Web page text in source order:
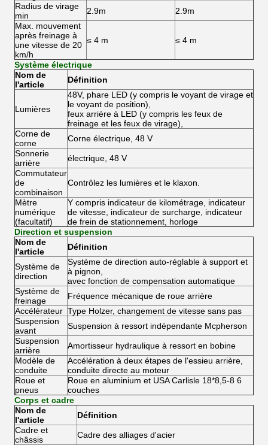
Radius de virage
min
2.9m
2.9m
Max. mouvement
après freinage à
une vitesse de 20
km/h
≤ 4 m ≤ 4 m
Système électrique
Nom de
l'article
Définition
Lumières
48V, phare LED (y compris le voyant de virage et
le voyant de position),
feux arrière à LED (y compris les feux de
freinage et les feux de virage),
Corne de
corne
Corne électrique, 48 V
Sonnerie
arrière
électrique, 48 V
Commutateur
de
combinaison
Contrôlez les lumières et le klaxon.
Mètre
numérique
(facultatif)
Y compris indicateur de kilométrage, indicateur
de vitesse, indicateur de surcharge, indicateur
de frein de stationnement, horloge
Direction et suspension
Nom de
l'article
Définition
Système de
direction
Système de direction auto-réglable à support et
à pignon,
avec fonction de compensation automatique
Système de
freinage
Fréquence mécanique de roue arrière
Accélérateur Type Holzer, changement de vitesse sans pas
Suspension
avant
Suspension à ressort indépendante Mcpherson
Suspension
arrière
Amortisseur hydraulique à ressort en bobine
Modèle de
conduite
Accélération à deux étapes de l'essieu arrière,
conduite directe au moteur
Roue et
pneus
Roue en aluminium et USA Carlisle 18*8,5-8 6
couches
Corps et cadre
Nom de
l'article
Définition
Cadre et
châssis
Cadre des alliages d'acier